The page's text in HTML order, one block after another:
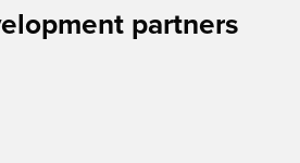
partners